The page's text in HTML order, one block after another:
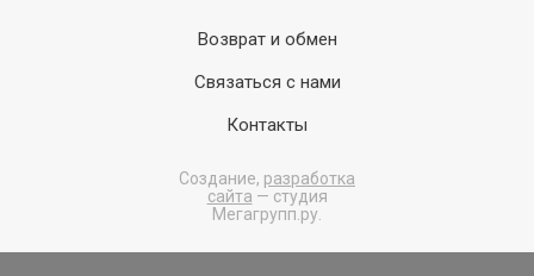
Возврат и обмен
Связаться с нами
Контакты
Создание, разработка
сайта — студия
Мегагрупп.ру.